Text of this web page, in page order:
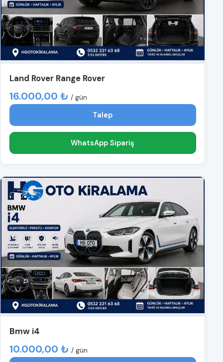
Land Rover Range Rover
16.000,00 ₺ / gün
Talep
WhatsApp Sipariş
Bmw i4
10.000,00 ₺ / gün